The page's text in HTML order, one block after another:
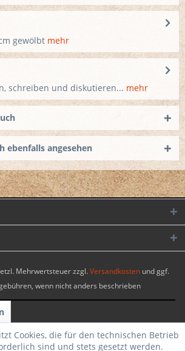
gewölbt mehr
schreiben und diskutieren... mehr
ebenfalls angesehen
Mehrwertsteuer zzgl.Versandkosten und ggf.
wenn nicht anders beschrieben
Shopware | Theme by WebSelect
Cookies, die für den technischen Betrieb
sind und stets gesetzt werden.